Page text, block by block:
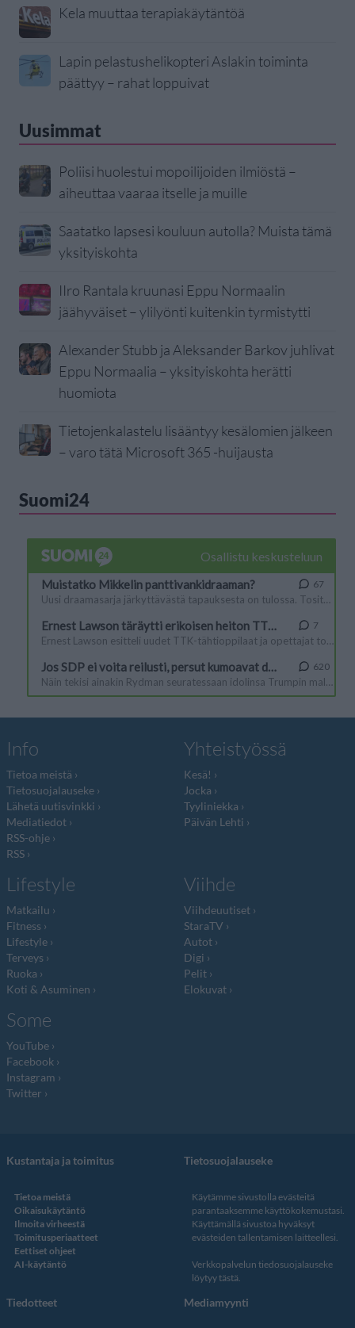
Kela muuttaa terapiakäytäntöä
Lapin pelastushelikopteri Aslakin toiminta
päättyy – rahat loppuivat
Uusimmat
Poliisi huolestui mopoilijoiden ilmiöstä –
aiheuttaa vaaraa itselle ja muille
Saatatko lapsesi kouluun autolla? Muista tämä
yksityiskohta
IIro Rantala kruunasi Eppu Normaalin
jäähyväiset – ylilyönti kuitenkin tyrmistytti
Alexander Stubb ja Aleksander Barkov juhlivat
Eppu Normaalia – yksityiskohta herätti
huomiota
Tietojenkalastelu lisääntyy kesälomien jälkeen
– varo tätä Microsoft 365 -huijausta
Suomi24
Info
Tietoa meistä
Tietosuojalauseke
Lähetä uutisvinkki
Mediatiedot
RSS-ohje
RSS
Yhteistyössä
Kesä!
Jocka
Tyyliniekka
Päivän Lehti
Lifestyle
Matkailu
Fitness
Lifestyle
Terveys
Ruoka
Koti & Asuminen
Viihde
Viihdeuutiset
StaraTV
Autot
Digi
Pelit
Elokuvat
Some
YouTube
Facebook
Instagram
Twitter
Kustantaja ja toimitus
Tietoa meistä
Oikaisukäytäntö
Ilmoita virheestä
Toimitusperiaatteet
Eettiset ohjeet
AI-käytäntö
Tietosuojalauseke
Käytämme sivustolla evästeitä
parantaaksemme käyttökokemustasi.
Käyttämällä sivustoa hyväksyt
evästeiden tallentamisen laitteellesi.
Verkkopalvelun tiedosuojalauseke
löytyy tästä.
Tiedotteet Mediamyynti